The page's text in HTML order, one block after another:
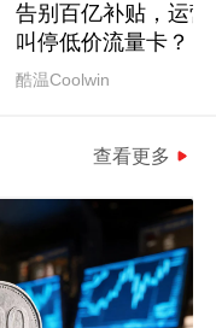
告别百亿补贴，运
叫停低价流量卡？
酷温Coolwin
查看更多